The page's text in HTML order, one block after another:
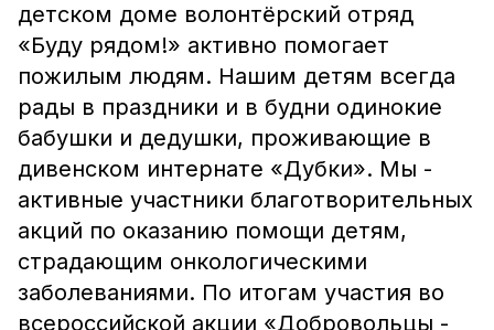
детском доме волонтёрский отряд
«Буду рядом!» активно помогает
пожилым людям. Нашим детям всегда
рады в праздники и в будни одинокие
бабушки и дедушки, проживающие в
дивенском интернате «Дубки». Мы -
активные участники благотворительных
акций по оказанию помощи детям,
страдающим онкологическими
заболеваниями. По итогам участия во
всероссийской акции «Добровольцы -